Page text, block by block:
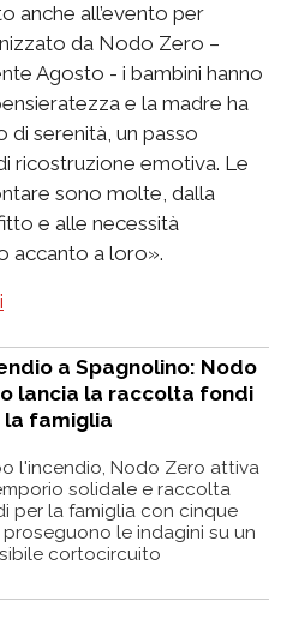
anche all’evento per
da Nodo Zero –
Agosto - i bambini hanno
e la madre ha
serenità, un passo
ricostruzione emotiva. Le
sono molte, dalla
e alle necessità
accanto a loro».
a Spagnolino: Nodo
lancia la raccolta fondi
la famiglia
l'incendio, Nodo Zero attiva
solidale e raccolta
per la famiglia con cinque
proseguono le indagini su un
cortocircuito